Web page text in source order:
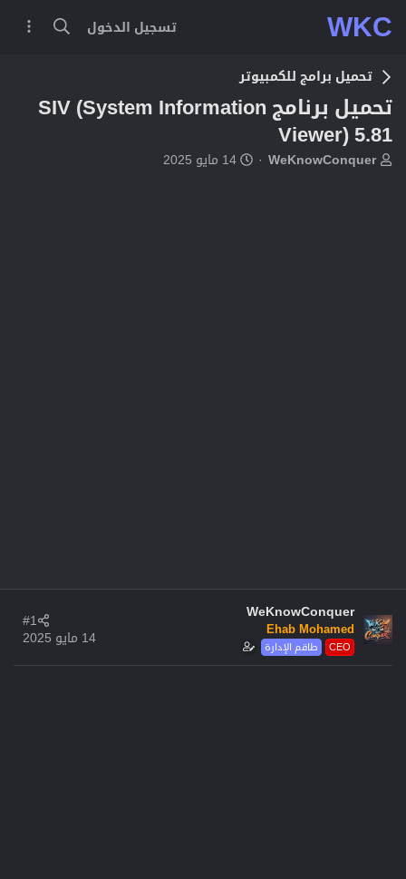
WKC تسجيل الدخول
تحميل برامج للكمبيوتر
تحميل برنامج SIV (System Information
Viewer) 5.81
بWeKnowConquer
ت14 مايو 2025
WeKnowConquer
Ehab Mohamed
طاقم الإدارة CEO
14 مايو 2025
#1